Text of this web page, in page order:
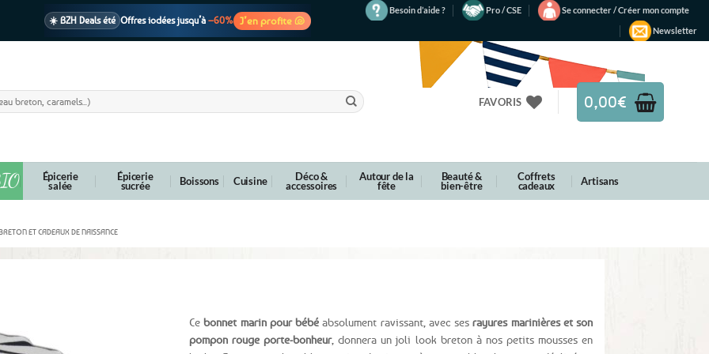
☀️ BZH Deals été Offres iodées jusqu’à –60% J’en profite 🐚
Besoin d’aide ? Pro / CSE
Se connecter / Créer mon compte
Newsletter
FAVORIS 0,00€
Épicerie
salée
Épicerie
sucrée Boissons Cuisine Déco &
accessoires
Autour de la
fête
Beauté &
bien-être
Coffrets
cadeaux Artisans
ET CADEAUX DE NAISSANCE
Cebonnet marin pour bébé absolument ravissant, avec sesrayures marinières et son
pompon rouge porte-bonheur, donnera un joli look breton à nos petits mousses en